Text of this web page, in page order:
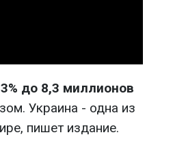
до 8,3 миллионов
Украина - одна из
пишет издание.